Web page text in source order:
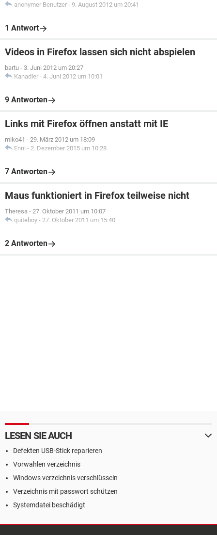
anonymer Benutzer - 9. August 2012 um 20:41
1 Antwort
Videos in Firefox lassen sich nicht abspielen
bartu - 3. Juni 2012 um 20:27
Kanadler - 4. Juni 2012 um 10:01
9 Antworten
Links mit Firefox öffnen anstatt mit IE
miko41 - 29. März 2012 um 18:09
Enni - 2. Dezember 2015 um 10:28
7 Antworten
Maus funktioniert in Firefox teilweise nicht
Theresa - 27. Oktober 2011 um 10:07
quiteboy - 27. Oktober 2011 um 15:40
2 Antworten
LESEN SIE AUCH
Defekten USB-Stick reparieren
Vorwahlen verzeichnis
Windows verzeichnis verschlüsseln
Verzeichnis mit passwort schützen
Systemdatei beschädigt